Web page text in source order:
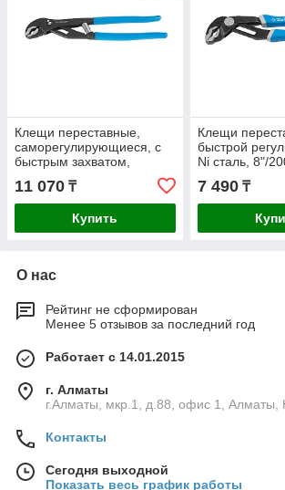
Клещи переставные,
саморегулирующиеся, с
быстрым захватом,
11 070 ₸
Купить
Клещи
быстрой
Ni сталь, 8"/
7 490₸
О нас
Рейтинг не сформирован
Менее 5 отзывов за последний год
Работает с 14.01.2015
г. Алматы
г.Алматы, мкр.1, д.88, офис 1, Алматы,
Контакты
Сегодня выходной
Показать весь график работы